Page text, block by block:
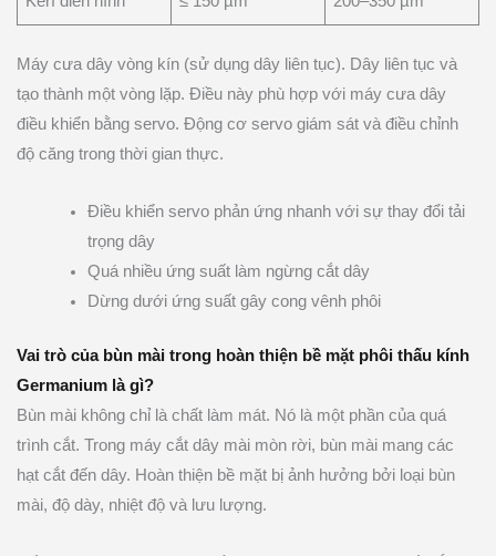
Máy cưa dây vòng kín (sử dụng dây liên tục). Dây liên tục và
tạo thành một vòng lặp. Điều này phù hợp với máy cưa dây
điều khiển bằng servo. Động cơ servo giám sát và điều chỉnh
độ căng trong thời gian thực.
Điều khiển servo phản ứng nhanh với sự thay đổi tải
trọng dây
Quá nhiều ứng suất làm ngừng cắt dây
Dừng dưới ứng suất gây cong vênh phôi
Vai trò của bùn mài trong hoàn thiện bề mặt phôi thấu kính
Germanium là gì?
Bùn mài không chỉ là chất làm mát. Nó là một phần của quá
trình cắt. Trong máy cắt dây mài mòn rời, bùn mài mang các
hạt cắt đến dây. Hoàn thiện bề mặt bị ảnh hưởng bởi loại bùn
mài, độ dày, nhiệt độ và lưu lượng.